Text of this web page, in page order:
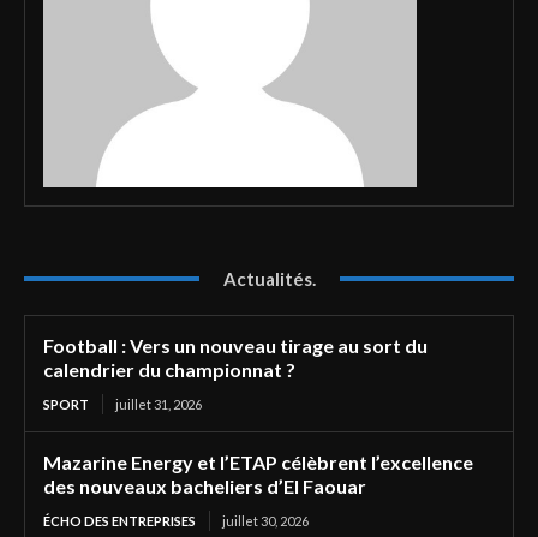
Actualités.
Football : Vers un nouveau tirage au sort du
calendrier du championnat ?
SPORT juillet 31, 2026
Mazarine Energy et l’ETAP célèbrent l’excellence
des nouveaux bacheliers d’El Faouar
ÉCHO DES ENTREPRISES juillet 30, 2026